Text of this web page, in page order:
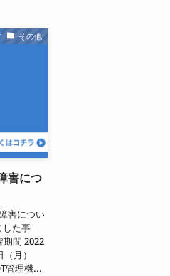
その他
害につ
害につい
した事
間 2022
月）
管理機...